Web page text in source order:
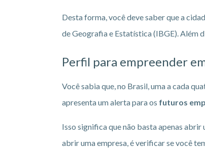
Desta forma, você deve saber que a
de Geografia e Estatística (IBGE). Além
Perfil para empreender
Você sabia que, no Brasil, uma a cada
apresenta um alerta para os futuros
Isso significa que não basta apenas abrir
abrir uma empresa, é verificar se você